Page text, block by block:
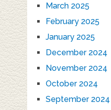
March 2025
February 2025
January 2025
December 2024
November 2024
October 2024
September 2024